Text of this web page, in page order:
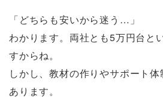
「どちらも安いから迷う…」
わかります。両社とも5万円台と
すからね。
しかし、教材の作りやサポート
あります。